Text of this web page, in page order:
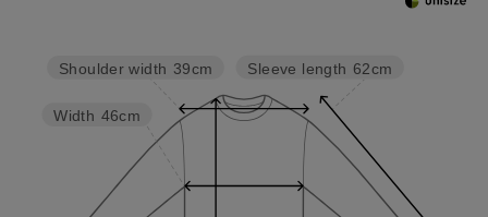
Sleeve length 62cm
Width 46cm
Shoulder width 39cm